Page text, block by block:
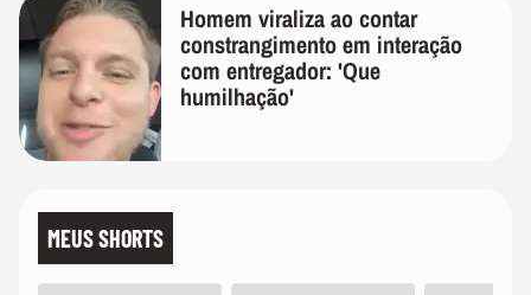
Homem viraliza ao contar
constrangimento em interação
com entregador: 'Que
humilhação'
MEUS SHORTS